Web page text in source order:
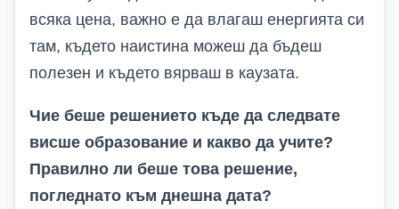
всяка цена, важно е да влагаш енергията си
там, където наистина можеш да бъдеш
полезен и където вярваш в каузата.
Чие беше решението къде да следвате
висше образование и какво да учите?
Правилно ли беше това решение,
погледнато към днешна дата?